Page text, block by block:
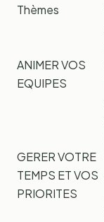
Thèmes
ANIMER VOS
EQUIPES
GERER VOTRE
TEMPS ET VOS
PRIORITES